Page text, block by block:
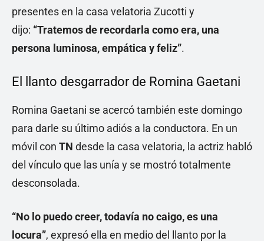
presentes en la casa velatoria Zucotti y
dijo: “Tratemos de recordarla como era, una
persona luminosa, empática y feliz”.
El llanto desgarrador de Romina Gaetani
Romina Gaetani se acercó también este domingo
para darle su último adiós a la conductora. En un
móvil con TN desde la casa velatoria, la actriz habló
del vínculo que las unía y se mostró totalmente
desconsolada.
“No lo puedo creer, todavía no caigo, es una
locura”, expresó ella en medio del llanto por la